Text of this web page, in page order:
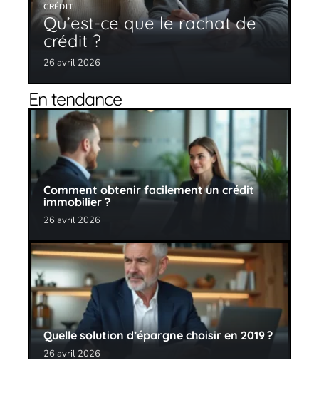
CRÉDIT
Qu’est-ce que le rachat de
crédit ?
26 avril 2026
En tendance
Comment obtenir facilement un crédit
immobilier ?
26 avril 2026
Quelle solution d’épargne choisir en 2019 ?
26 avril 2026